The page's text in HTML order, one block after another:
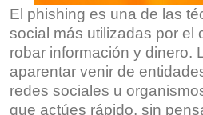
El phishing es una de las
social más utilizadas por el
robar información y dinero.
aparentar venir de
redes sociales u
que actúes rápido, sin